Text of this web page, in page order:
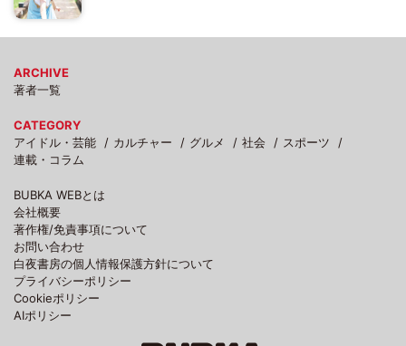
ARCHIVE
著者一覧
CATEGORY
アイドル・芸能
カルチャー グルメ 社会
スポーツ
連載・コラム
BUBKA WEBとは
会社概要
著作権/免責事項について
お問い合わせ
白夜書房の個人情報保護方針について
プライバシーポリシー
Cookieポリシー
AIポリシー